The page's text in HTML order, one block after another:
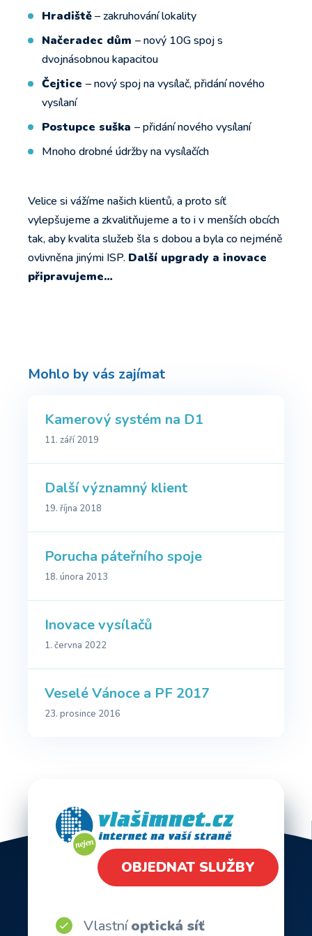
Hradiště– zakruhování lokality
Načeradec dům – nový 10G spoj s
dvojnásobnou kapacitou
Čejtice – nový spoj na vysílač, přidání nového
vysílaní
Postupce suška – přidání nového vysílaní
Mnoho drobné údržby na vysílačích
Velice si vážíme našich klientů, a proto síť
vylepšujeme a zkvalitňujeme a to i v menších obcích
tak, aby kvalita služeb šla s dobou a byla co nejméně
ovlivněna jinými ISP. Další upgrady a inovace
připravujeme…
Mohlo by vás zajímat
Kamerový systém na D1
11. září 2019
Další významný klient
19. října 2018
Porucha páteřního spoje
18. února 2013
Inovace vysílačů
1. června 2022
Veselé Vánoce a PF 2017
23. prosince 2016
OBJEDNAT SLUŽBY
Vlastníoptická síť